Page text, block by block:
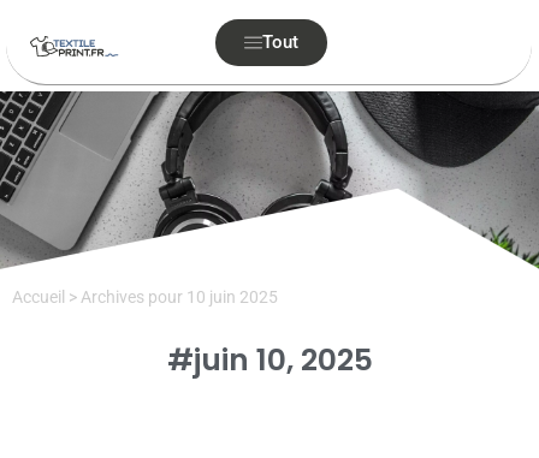
Tout
Accueil > Archives pour 10 juin 2025
#juin 10, 2025